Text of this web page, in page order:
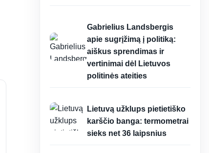
Gabrielius Landsbergis
apie sugrįžimą į politiką:
aiškus sprendimas ir
vertinimai dėl Lietuvos
politinės ateities
Lietuvą užklups pietietiško
karščio banga: termometrai
sieks net 36 laipsnius